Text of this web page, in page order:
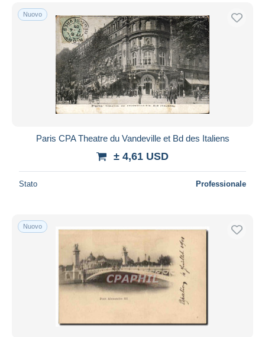
Nuovo
Paris CPA Theatre du Vandeville et Bd des Italiens
± 4,61 USD
Stato Professionale
Nuovo